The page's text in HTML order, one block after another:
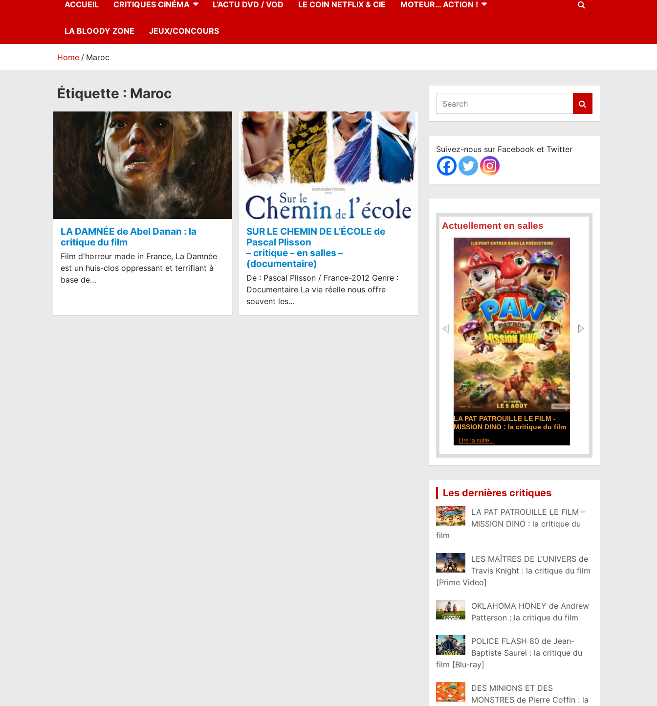
ACCUEIL CRITIQUES CINÉMA L’ACTU DVD / VOD LE COIN NETFLIX & CIE MOTEUR… ACTION !
LA BLOODY ZONE JEUX/CONCOURS
Home Maroc
Étiquette : Maroc
LA DAMNÉE de Abel Danan : la
critique du film
Film d'horreur made in France, La Damnée
est un huis-clos oppressant et terrifiant à
base de…
SUR LE CHEMIN DE L’ÉCOLE de
Pascal Plisson
– critique – en salles –
(documentaire)
De : Pascal Plisson / France-2012 Genre :
Documentaire La vie réelle nous offre
souvent les…
a
c
h
Suivez-nous sur Facebook et Twitter
Actuellement en salles
LA PAT PATROUILLE LE FILM -
MISSION DINO : la critique du film
Lire la suite...
Les dernières critiques
LA PAT PATROUILLE LE FILM –
MISSION DINO : la critique du
film
LES MAÎTRES DE L’UNIVERS de
Travis Knight : la critique du film
[Prime Video]
OKLAHOMA HONEY de Andrew
Patterson : la critique du film
POLICE FLASH 80 de Jean-
Baptiste Saurel : la critique du
film [Blu-ray]
DES MINIONS ET DES
MONSTRES de Pierre Coffin : la